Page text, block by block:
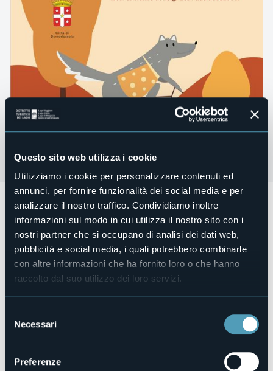
Questo sito web utilizza i cookie
Utilizziamo i cookie per personalizzare contenuti ed
annunci, per fornire funzionalità dei social media e per
analizzare il nostro traffico. Condividiamo inoltre
informazioni sul modo in cui utilizza il nostro sito con i
nostri partner che si occupano di analisi dei dati web,
pubblicità e social media, i quali potrebbero combinarle
con altre informazioni che ha fornito loro o che hanno
raccolto dal suo utilizzo dei loro servizi.
delNecessari
Preferenze
Domenica 21 settembre dalle ore 16:30si terrà la
"pedalata d'autunno"
per bambini e grandi. Arrivo in
Piazza Mercato dove ci saranno giochi e merenda per i più
piccoli.
Organizzatore
Pro Loco e FIAB
Luogo dell'evento
+39 327 920 3110
Sito web